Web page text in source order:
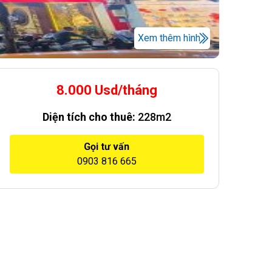
Xem thêm hình
8.000 Usd/tháng
Diện tích cho thuê: 228m2
Gọi tư vấn
0903 816 665